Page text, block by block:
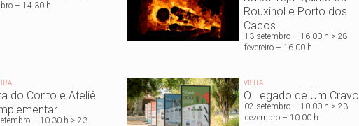
– 14.30 h
Rouxinol e Porto dos
Cacos
13 setembro – 16.00 h > 28
fevereiro – 16.00 h
do Conto e Ateliê
– 10.30 h > 23
VISITA
O Legado de Um Cravo
02 setembro – 10.00 h > 23
dezembro – 10.00 h